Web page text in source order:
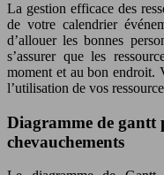
La gestion efficace des
de votre calendrier
d’allouer les bonnes
s’assurer que les
moment et au bon endroit.
l’utilisation de vos
Diagramme de gantt
chevauchements